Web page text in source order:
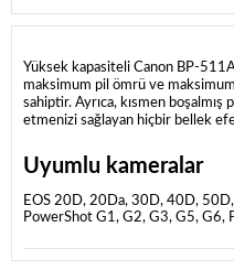
Yüksek kapasiteli Canon BP-
maksimum pil ömrü ve
sahiptir. Ayrıca, kısmen
etmenizi sağlayan hiçbir bellek
Uyumlu kameralar
EOS 20D, 20Da, 30D, 40D,
PowerShot G1, G2, G3, G5, G6,